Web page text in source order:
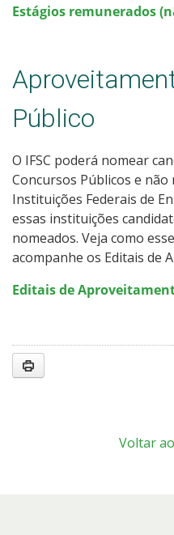
Estágios remunerados
Público
O IFSC poderá nomear
Concursos Públicos e
Instituições Federais de
essas instituições
nomeados. Veja como
acompanhe os Editais de
Editais de
Voltar